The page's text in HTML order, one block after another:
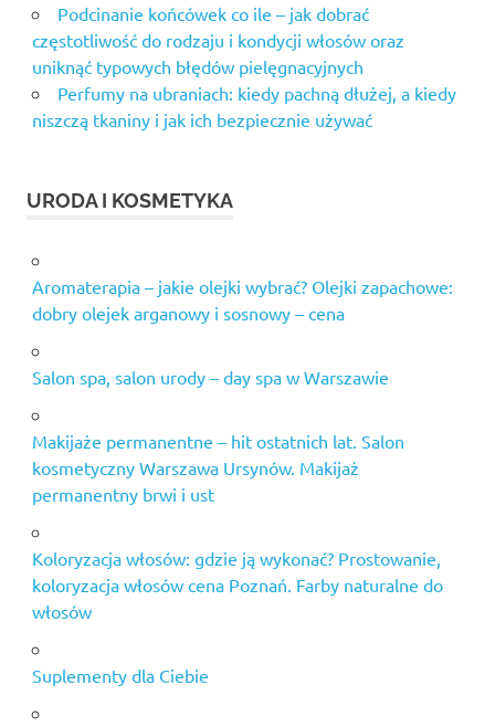
Podcinanie końcówek co ile – jak dobrać
częstotliwość do rodzaju i kondycji włosów oraz
uniknąć typowych błędów pielęgnacyjnych
Perfumy na ubraniach: kiedy pachną dłużej, a kiedy
niszczą tkaniny i jak ich bezpiecznie używać
URODA I KOSMETYKA
Aromaterapia – jakie olejki wybrać? Olejki zapachowe:
dobry olejek arganowy i sosnowy – cena
Salon spa, salon urody – day spa w Warszawie
Makijaże permanentne – hit ostatnich lat. Salon
kosmetyczny Warszawa Ursynów. Makijaż
permanentny brwi i ust
Koloryzacja włosów: gdzie ją wykonać? Prostowanie,
koloryzacja włosów cena Poznań. Farby naturalne do
włosów
Suplementy dla Ciebie